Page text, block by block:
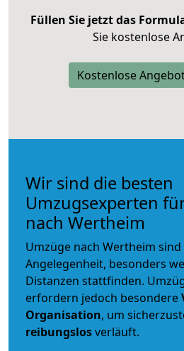
Füllen Sie jetzt das
Sie kostenlose
Kostenlose
Wir sind die besten
Umzugsexperten
nach Wertheim
Umzüge nach Wertheim
Angelegenheit, besonders
Distanzen stattfinden.
erfordern jedoch besondere
Organisation, um
reibungslosverläuft.